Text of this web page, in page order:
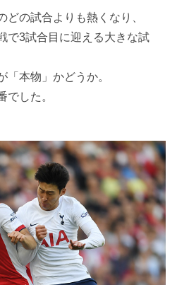
どの試合よりも熱くなり、
で3試合目に迎える大きな試
「本物」かどうか。
でした。